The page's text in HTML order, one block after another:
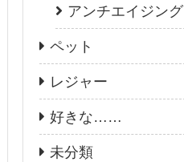
アンチエイジング
ペット
レジャー
好きな……
未分類